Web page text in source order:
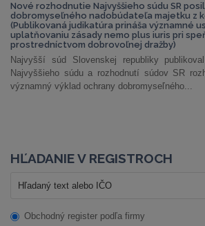
Nové rozhodnutie Najvyššieho súdu SR
dobromyseľného nadobúdateľa majetku z
(Publikovaná judikatúra prináša významné
uplatňovaniu zásady nemo plus iuris pri
prostredníctvom dobrovoľnej dražby)
Najvyšší súd Slovenskej republiky
Najvyššieho súdu a rozhodnutí súdov SR
významný výklad ochrany dobromyseľného...
HĽADANIE V REGISTROCH
Obchodný register podľa firmy